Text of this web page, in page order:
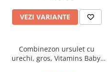
VEZI VARIANTE
Combinezon ursulet cu
urechi, gros, Vitamins Baby,